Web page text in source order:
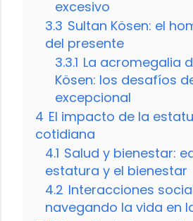
excesivo
3.3 Sultan Kösen: el
del presente
3.3.1 La acromegalia
Kösen: los desafíos
excepcional
4 El impacto de la
cotidiana
4.1 Salud y bienestar:
estatura y el bienestar
4.2 Interacciones
navegando la vida en